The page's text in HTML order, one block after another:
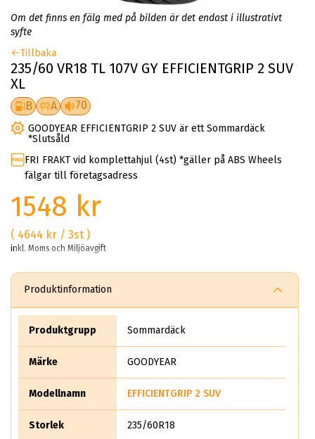
Om det finns en fälg med på bilden är det endast i illustrativt
syfte
Tillbaka
235/60 VR18 TL 107V GY EFFICIENTGRIP 2 SUV
XL
B A 70
GOODYEAR EFFICIENTGRIP 2 SUV är ett Sommardäck
*Slutsåld
FRI FRAKT vid komplettahjul (4st) *gäller på ABS Wheels
fälgar till företagsadress
1548 kr
( 4644 kr / 3st )
inkl. Moms och Miljöavgift
Produktinformation
Produktgrupp Sommardäck
Märke GOODYEAR
Modellnamn EFFICIENTGRIP 2 SUV
Storlek 235/60R18